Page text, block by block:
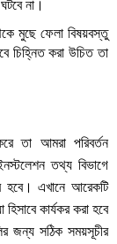
না।
মুছে ফেলা বিষয়বস্তু
চিহ্নিত করা উচিত তা
তা আমরা পরিবর্তন
তথ্য বিভাগে
হবে। এখানে আরেকটি
কার্যকর করা হবে
জন্য সঠিক সময়সূচীর